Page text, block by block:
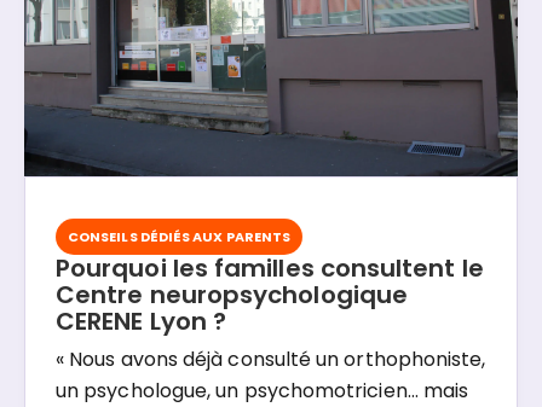
CONSEILS DÉDIÉS AUX PARENTS
Pourquoi les familles consultent le
Centre neuropsychologique
CERENE Lyon ?
« Nous avons déjà consulté un orthophoniste,
un psychologue, un psychomotricien… mais